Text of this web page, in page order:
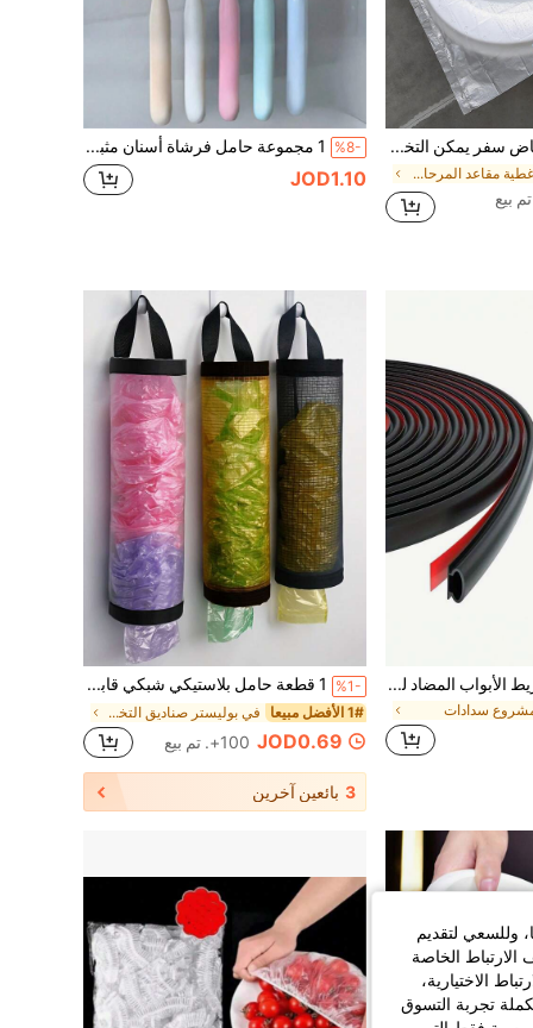
50 غطاء مرحاض سفر يمكن التخلص منه، سجادة مرحاض محمولة للسفر والأعمال، سجادة ورق مرحاض محمولة مقاومة للماء، اكسسوارات سفر ضرورية للطائرة والتخييم والحمام، ديكور حمام وديكور الخريف
في أغطية مقاعد المرحاض
%8- 1 مجموعة حامل فرشاة أسنان مثبت على الحائط بدون ثقب مع غطاء، رف تخزين فرشاة أسنان كهربائية، منظم معجون أسنان للحمام، صندوق تخزين فرشاة أسنان ذاتي اللصق ب- 2/5/6 فتحات، منظم تخزين الحمام المنزلي
JOD1.10
قطعة واحدة من شريط الأبواب المضاد للرياح والعازل للصوت ذاتي اللصق لباب الأمان، ملصقات، ملصق حائط، ملصق فينيل لديكورات المنزل، عناصر ديكور الربيع لتجديد منزلك، ملصقات ديكور رامة
سدادات
%1- 1 قطعة حامل بلاستيكي شبكي قابل للطي لتخزين أكياس القمامة، منظم شبكي قابل للغسل لأكياس القمامة، لوازم المطبخ والمنزل
1# الأفضل مبيعا في بوليستر صناديق التخزين والتنظيم
JOD0.69 100+. تم بيع
3 بائعين آخرين
وللسعي لتقديم
الخاصة
الاختيارية،
تجربة التسوق